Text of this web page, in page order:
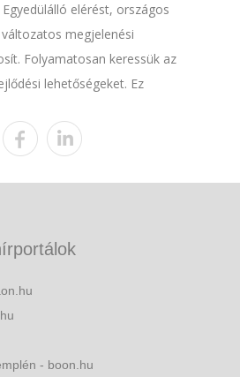
elérést, országos
megjelenési
Folyamatosan keressük az
lehetőségeket. Ez
- boon.hu